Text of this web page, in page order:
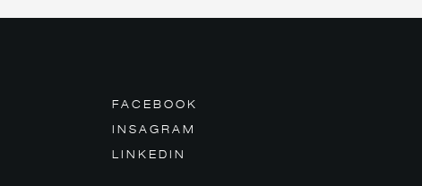
FACEBOOK
INSAGRAM
LINKEDIN